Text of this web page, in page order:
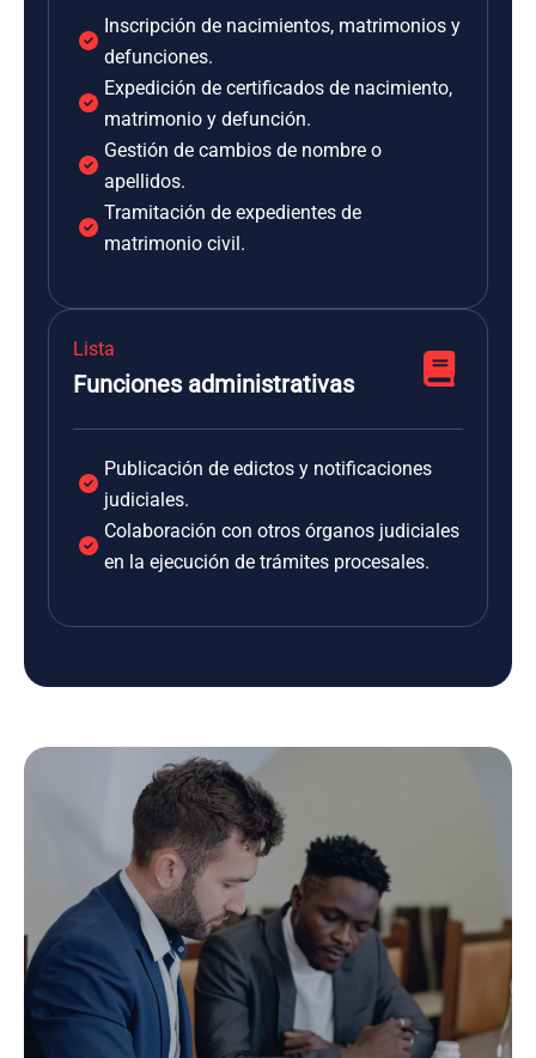
Inscripción de nacimientos, matrimonios y
defunciones.
Expedición de certificados de nacimiento,
matrimonio y defunción.
Gestión de cambios de nombre o
apellidos.
Tramitación de expedientes de
matrimonio civil.
Lista
Funciones administrativas
Publicación de edictos y notificaciones
judiciales.
Colaboración con otros órganos judiciales
en la ejecución de trámites procesales.